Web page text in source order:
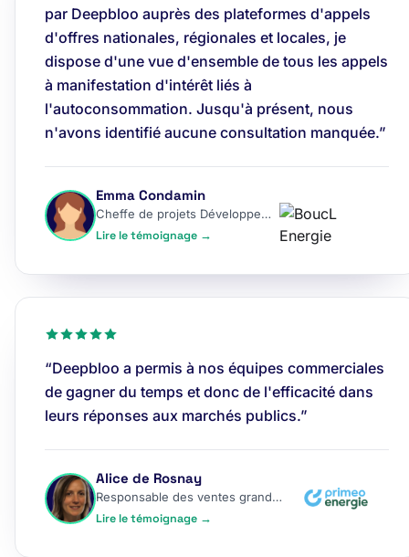
par Deepbloo auprès des plateformes d'appels
d'offres nationales, régionales et locales, je
dispose d'une vue d'ensemble de tous les appels
à manifestation d'intérêt liés à
l'autoconsommation. Jusqu'à présent, nous
n'avons identifié aucune consultation manquée.”
Emma Condamin
Cheffe de projets Développement
Lire le témoignage →
“Deepbloo a permis à nos équipes commerciales
de gagner du temps et donc de l'efficacité dans
leurs réponses aux marchés publics.”
Alice de Rosnay
Responsable des ventes grands comptes
Lire le témoignage →